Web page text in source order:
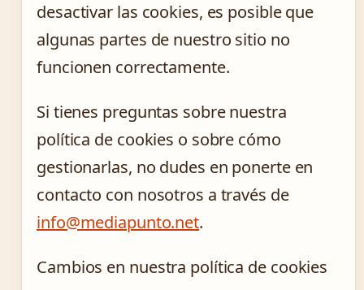
desactivar las cookies, es posible que
algunas partes de nuestro sitio no
funcionen correctamente.
Si tienes preguntas sobre nuestra
política de cookies o sobre cómo
gestionarlas, no dudes en ponerte en
contacto con nosotros a través de
info@mediapunto.net.
Cambios en nuestra política de cookies